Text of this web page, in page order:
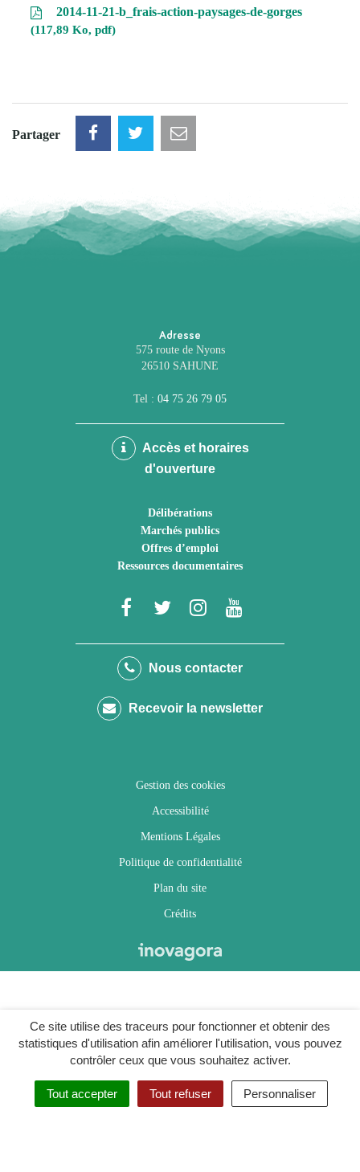
Ce site utilise des traceurs pour fonctionner et obtenir des
statistiques d'utilisation afin améliorer l'utilisation, vous pouvez
contrôler ceux que vous souhaitez activer.
Tout accepter Tout refuser Personnaliser
2014-11-21-b_frais-action-paysages-de-gorges
117,89 Ko, pdf
Partager
Adresse
575 route de Nyons
26510 SAHUNE
Tel : 04 75 26 79 05
Accès et horaires
d'ouverture
Délibérations
Marchés publics
Offres d’emploi
Ressources documentaires
Lien
le
Facebook
Lien
le
Twitter
Lien
le
Instagram
Youtube
Nous contacter
Recevoir la newsletter
Gestion des cookies
Accessibilité
Mentions Légales
Politique de confidentialité
Plan du site
Crédits